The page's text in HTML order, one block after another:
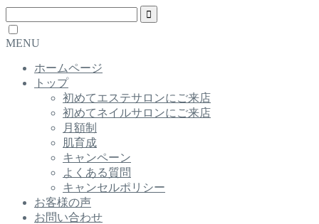
MENU
ホームページ
トップ
初めてエステサロンにご来店
初めてネイルサロンにご来店
月額制
肌育成
キャンペーン
よくある質問
キャンセルポリシー
お客様の声
お問い合わせ